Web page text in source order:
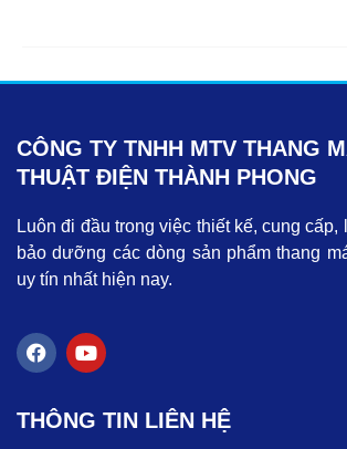
CÔNG TY TNHH MTV THANG
THUẬT ĐIỆN THÀNH PHONG
Luôn đi đầu trong việc thiết kế, cung cấp,
bảo dưỡng các dòng sản phẩm thang
uy tín nhất hiện nay.
F
a
b
Y
o
u
THÔNG TIN LIÊN HỆ